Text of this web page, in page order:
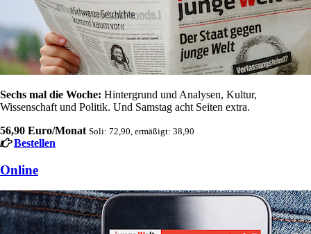
Sechs mal die Woche: Hintergrund und Analysen, Kultur,
Wissenschaft und Politik. Und Samstag acht Seiten extra.
56,90 Euro/Monat Soli: 72,90, ermäßigt: 38,90
Bestellen
Online